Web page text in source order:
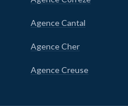
Agence Cantal
Agence Cher
Agence Creuse